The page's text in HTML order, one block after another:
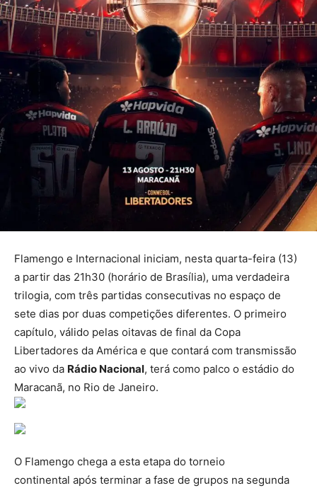
Flamengo e Internacional iniciam, nesta quarta-feira (13)
a partir das 21h30 (horário de Brasília), uma verdadeira
trilogia, com três partidas consecutivas no espaço de
sete dias por duas competições diferentes. O primeiro
capítulo, válido pelas oitavas de final da Copa
Libertadores da América e que contará com transmissão
ao vivo da Rádio Nacional, terá como palco o estádio do
Maracanã, no Rio de Janeiro.
O Flamengo chega a esta etapa do torneio
continental após terminar a fase de grupos na segunda